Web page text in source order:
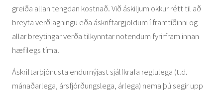
greiða allan tengdan kostnað. Við áskiljum okkur rétt til að
breyta verðlagningu eða áskriftargjöldum í framtíðinni og
allar breytingar verða tilkynntar notendum fyrirfram innan
hæfilegs tíma.
Áskriftarþjónusta endurnýjast sjálfkrafa reglulega (t.d.
mánaðarlega, ársfjórðungslega, árlega) nema þú segir upp